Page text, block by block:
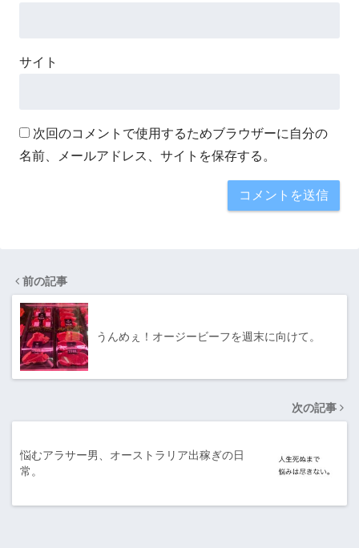
サイト
次回のコメントで使用するためブラウザーに自分の
名前、メールアドレス、サイトを保存する。
前の記事
うんめぇ！オージービーフを週末に向けて。
次の記事
悩むアラサー男、オーストラリア出稼ぎの日
常。